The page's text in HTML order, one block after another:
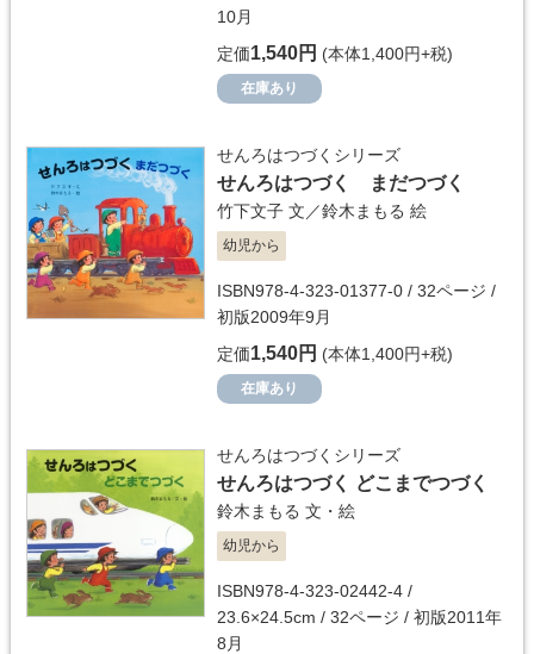
10月
定価1,540円 (本体1,400円+税)
在庫あり
せんろはつづくシリーズ
せんろはつづく まだつづく
竹下文子 文／鈴木まもる 絵
幼児から
ISBN978-4-323-01377-0 / 32ページ /
初版2009年9月
定価1,540円 (本体1,400円+税)
在庫あり
せんろはつづくシリーズ
せんろはつづく どこまでつづく
鈴木まもる 文・絵
幼児から
ISBN978-4-323-02442-4 /
23.6×24.5cm / 32ページ / 初版2011年
8月